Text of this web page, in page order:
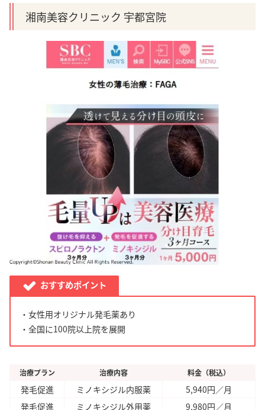
湘南美容クリニック 宇都宮院
おすすめポイント
・女性用オリジナル発毛薬あり
・全国に100院以上院を展開
治療プラン 治療内容 料金（税込）
発毛促進 ミノキシジル内服薬
5,940円／月
発毛促進
ミノキシジル外用薬 9,980円／月